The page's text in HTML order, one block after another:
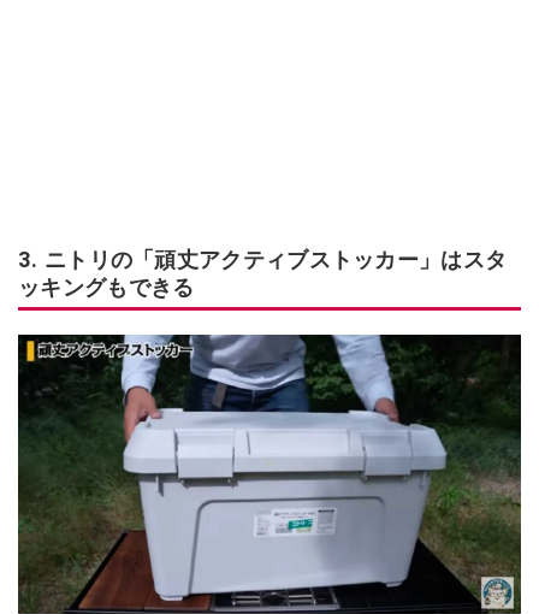
3. ニトリの「頑丈アクティブストッカー」はスタ
ッキングもできる